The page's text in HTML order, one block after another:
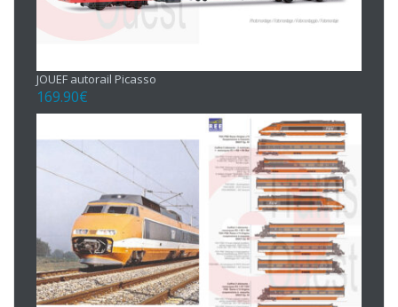
JOUEF autorail Picasso
169.90€